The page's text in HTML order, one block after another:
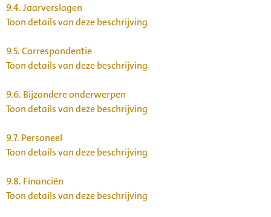
9.4.Jaarverslagen
Toon details van deze beschrijving
9.5.Correspondentie
Toon details van deze beschrijving
9.6. Bijzondere onderwerpen
Toon details van deze beschrijving
9.7. Personeel
Toon details van deze beschrijving
9.8. Financiën
Toon details van deze beschrijving